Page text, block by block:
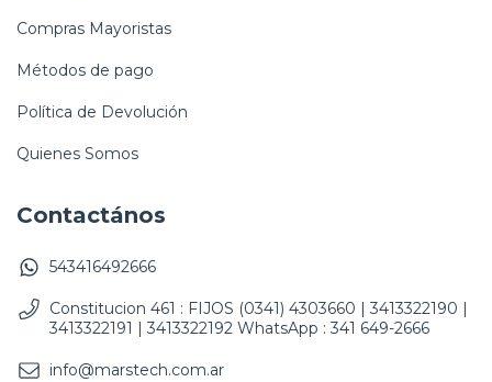
Compras Mayoristas
Métodos de pago
Política de Devolución
Quienes Somos
Contactános
543416492666
Constitucion 461 : FIJOS (0341) 4303660 | 3413322190 |
3413322191 | 3413322192 WhatsApp : 341 649-2666
info@marstech.com.ar